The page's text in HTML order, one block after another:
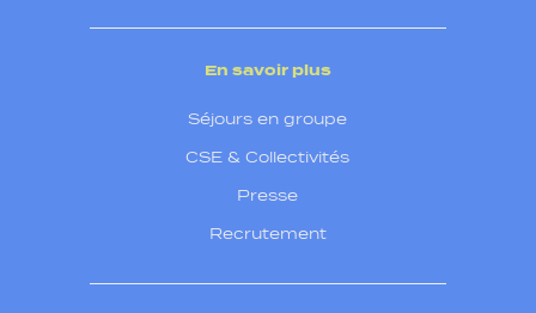
En savoir plus
Séjours en groupe
CSE & Collectivités
Presse
Recrutement